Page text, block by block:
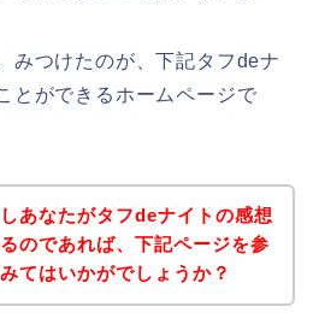
みつけたのが、下記タフdeナ
とができるホームページで
あなたがタフdeナイトの感想
のであれば、下記ページを参
てはいかがでしょうか？